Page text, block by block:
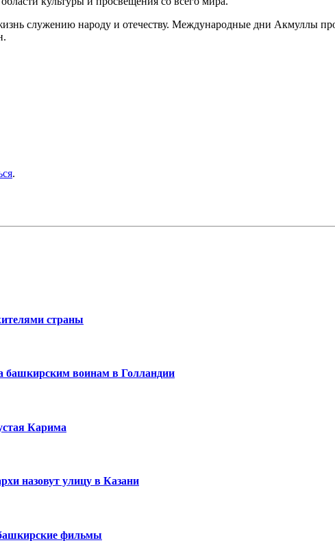
служению народу и отечеству. Международные дни Акмуллы
.
страны
башкирским воинам в Голландии
Карима
назовут улицу в Казани
фильмы